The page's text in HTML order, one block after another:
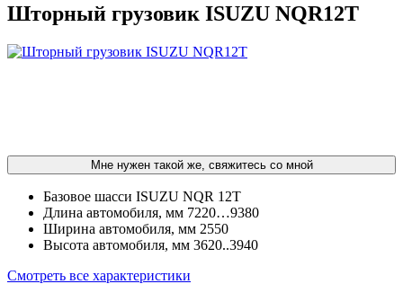
Шторный грузовик ISUZU NQR12T
Мне нужен такой же, свяжитесь со мной
Базовое шасси ISUZU NQR 12T
Длина автомобиля, мм 7220…9380
Ширина автомобиля, мм 2550
Высота автомобиля, мм 3620..3940
Смотреть все характеристики